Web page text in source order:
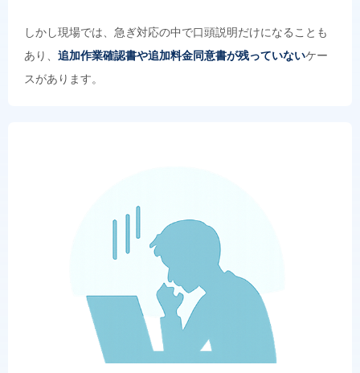
しかし現場では、急ぎ対応の中で口頭説明だけになることも
あり、 追加作業確認書や追加料金同意書が残っていないケー
スがあります。